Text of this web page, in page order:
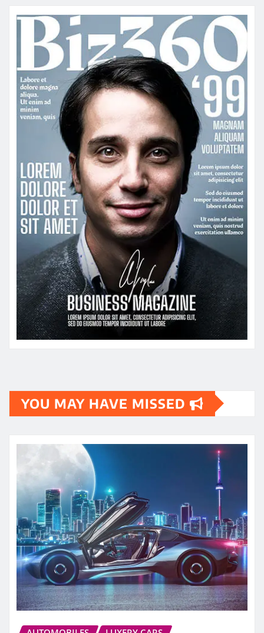
YOU MAY HAVE MISSED